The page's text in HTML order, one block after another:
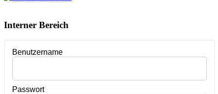
Interner Bereich
Benutzername
Passwort